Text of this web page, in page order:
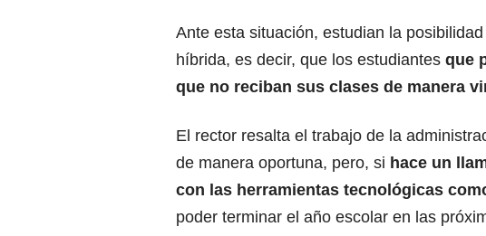
Ante esta situación, estudian la
híbrida, es decir, que los estudiantes que
que no reciban sus clases de manera
El rector resalta el trabajo de la
de manera oportuna, pero, si hace un
con las herramientas tecnológicas
poder terminar el año escolar en las